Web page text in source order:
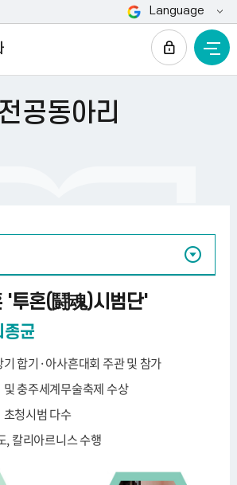
Language
전
체
메
전공동아리
'투혼(鬪魂)시범단'
종균
합기·아사흔대회 주관 및 참가
충주세계무술축제 수상
청시범 다수
, 칼리아르니스 수행